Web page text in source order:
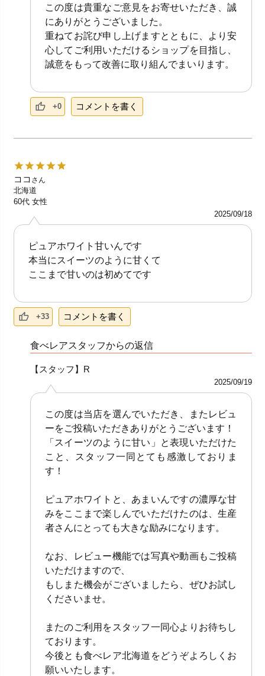
この度は貴重なご意見をお寄せいただき、誠
にありがとうございました。
重ねてお詫び申し上げますとともに、より安
心してご利用いただけるショップを目指し、
誠意をもって改善に取り組んでまいります。
+0 コメントを書く
ココ さん
北海道
60代 女性
2025/09/18
ピュアホワイト甘いんです
本当にスイーツのように甘くて
ここまで甘いのは初めてです
+33 コメントを書く
食べレアスタッフからの返信
【スタッフ】R
2025/09/19
この度は当店を選んでいただき、またレビュ
ーをご投稿いただきありがとうございます！
「スイーツのように甘い」と表現いただけた
こと、スタッフ一同とても感激しておりま
す！
ピュアホワイトと、あまいんですの濃厚な甘
みをここまで楽しんでいただけたのは、生産
者さんにとっても大きな励みになります。
なお、レビュー機能では写真や動画もご投稿
いただけますので、
もしまた機会がございましたら、ぜひお試し
くださいませ。
またのご利用をスタッフ一同心よりお待ちし
ております。
今後とも食べレア北海道をどうぞよろしくお
願いいたします。